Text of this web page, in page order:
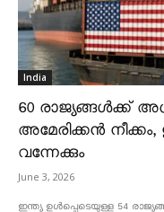
India
60 രാജ്യങ്ങൾക്ക്
അമേരിക്കൻ നീക്കം,
വന്നേക്കും
June 3, 2026
ഇന്ത്യ ഉൾപ്പെടെയുള്ള 54